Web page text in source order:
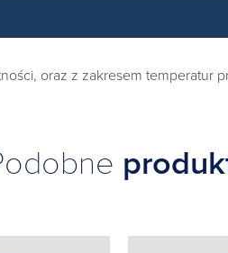
oraz z zakresem temperatur